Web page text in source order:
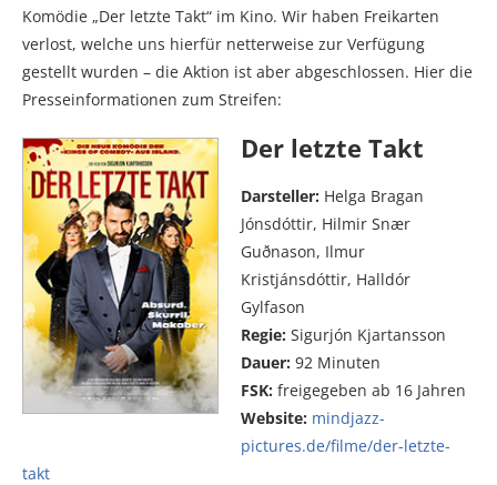
Komödie „Der letzte Takt“ im Kino. Wir haben Freikarten
verlost, welche uns hierfür netterweise zur Verfügung
gestellt wurden – die Aktion ist aber abgeschlossen. Hier die
Presseinformationen zum Streifen:
Der letzte Takt
Darsteller: Helga Bragan
Jónsdóttir, Hilmir Snær
Guðnason, Ilmur
Kristjánsdóttir, Halldór
Gylfason
Regie: Sigurjón Kjartansson
Dauer: 92 Minuten
FSK: freigegeben ab 16 Jahren
Website: mindjazz-
pictures.de/filme/der-letzte-
takt